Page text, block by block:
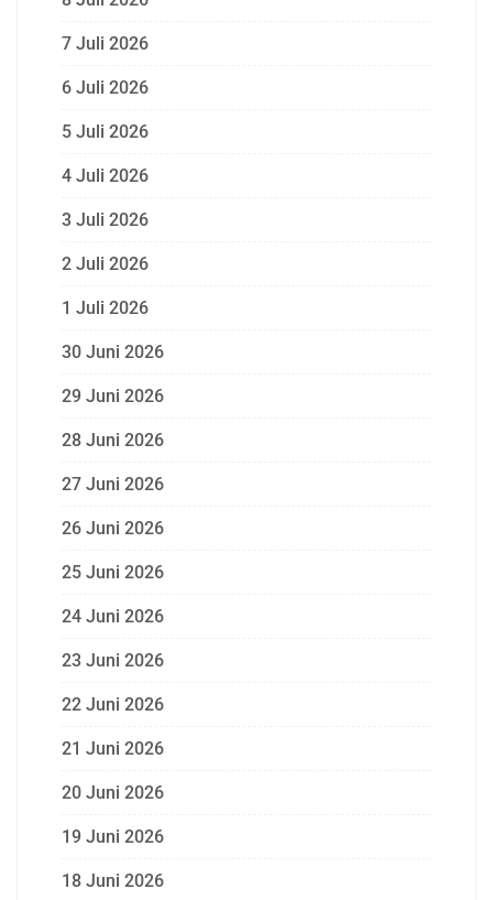
7 Juli 2026
6 Juli 2026
5 Juli 2026
4 Juli 2026
3 Juli 2026
2 Juli 2026
1 Juli 2026
30 Juni 2026
29 Juni 2026
28 Juni 2026
27 Juni 2026
26 Juni 2026
25 Juni 2026
24 Juni 2026
23 Juni 2026
22 Juni 2026
21 Juni 2026
20 Juni 2026
19 Juni 2026
18 Juni 2026